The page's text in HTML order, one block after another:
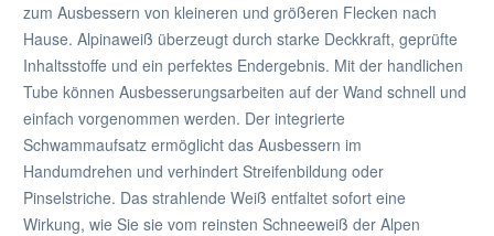
zum Ausbessern von kleineren und größeren Flecken nach
Hause. Alpinaweiß überzeugt durch starke Deckkraft, geprüfte
Inhaltsstoffe und ein perfektes Endergebnis. Mit der handlichen
Tube können Ausbesserungsarbeiten auf der Wand schnell und
einfach vorgenommen werden. Der integrierte
Schwammaufsatz ermöglicht das Ausbessern im
Handumdrehen und verhindert Streifenbildung oder
Pinselstriche. Das strahlende Weiß entfaltet sofort eine
Wirkung, wie Sie sie vom reinsten Schneeweiß der Alpen